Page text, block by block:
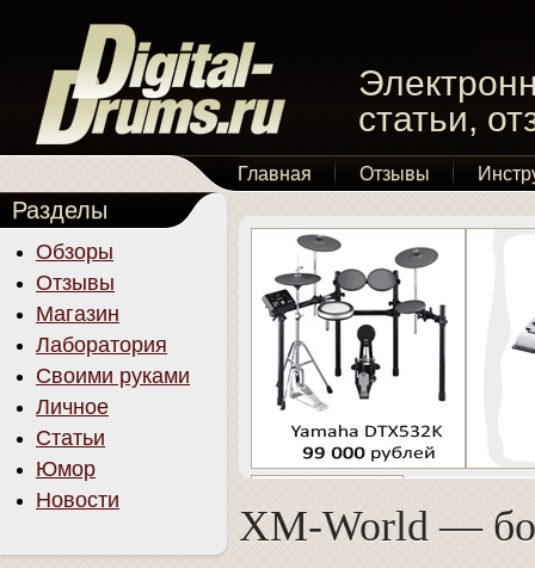
статьи,
Главная Отзывы
XM-World —
Разделы
Обзоры
Отзывы
Магазин
Лаборатория
Своими руками
Личное
Статьи
Юмор
Новости